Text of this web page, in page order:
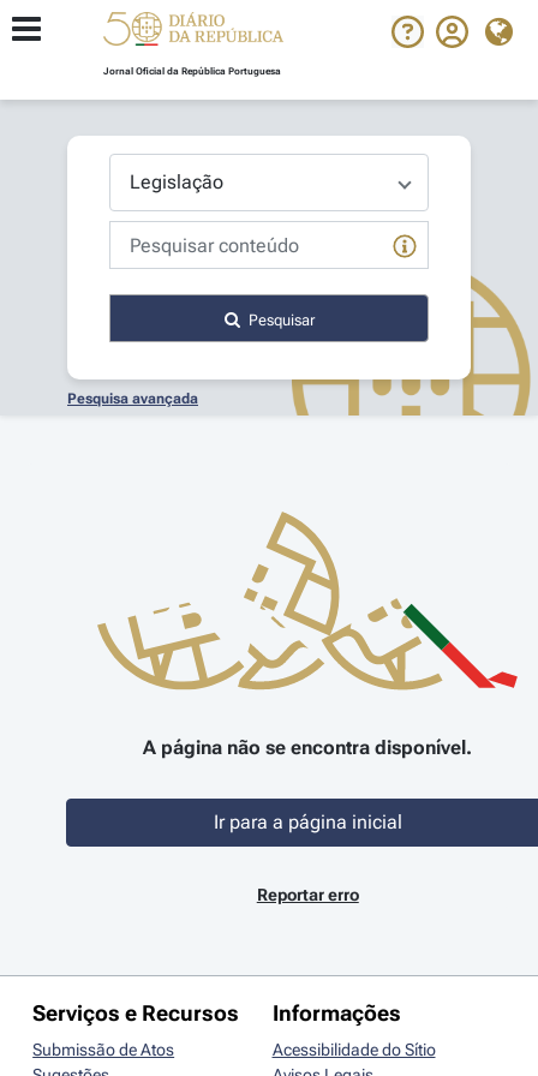
Jornal Oficial da República Portuguesa
Pesquisar
Pesquisa avançada
A página não se encontra disponível.
Ir para a página inicial
Reportar erro
Serviços e Recursos
Submissão de Atos
Informações
Acessibilidade do Sítio